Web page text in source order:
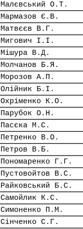
Малєвський О.Т.
Мармазов Є.В.
Матвєєв В.Г.
Мигович І.І.
Мішура В.Д.
Молчанов Б.Я.
Морозов А.П.
Олійник Б.І.
Охріменко К.О.
Парубок О.Н.
Пасєка М.С.
Петренко В.О.
Петров В.Б.
Пономаренко Г.Г.
Пустовойтов В.С.
Райковський Б.С.
Самойлик К.С.
Симоненко П.М.
Сінченко С.Г.